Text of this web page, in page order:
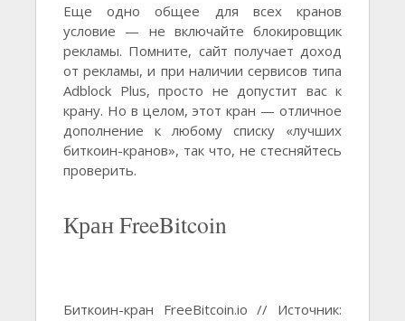
Еще одно общее для всех кранов
условие — не включайте блокировщик
рекламы. Помните, сайт получает доход
от рекламы, и при наличии сервисов типа
Adblock Plus, просто не допустит вас к
крану. Но в целом, этот кран — отличное
дополнение к любому списку «лучших
биткоин-кранов», так что, не стесняйтесь
проверить.
Кран FreeBitcoin
Биткоин-кран FreeBitcoin.io // Источник: